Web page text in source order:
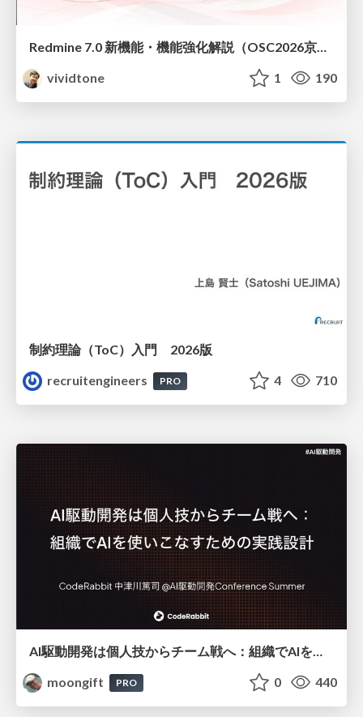
Redmine 7.0 新機能・機能強化解説（OSC2026京都ダイジェスト版）
vividtone
1 190
制約理論（ToC）入門 2026版
recruitengineers
PRO 4 710
AI駆動開発は個人技からチーム戦へ：組織でAIを使いこなすための実践設計
moongift
PRO 0 440